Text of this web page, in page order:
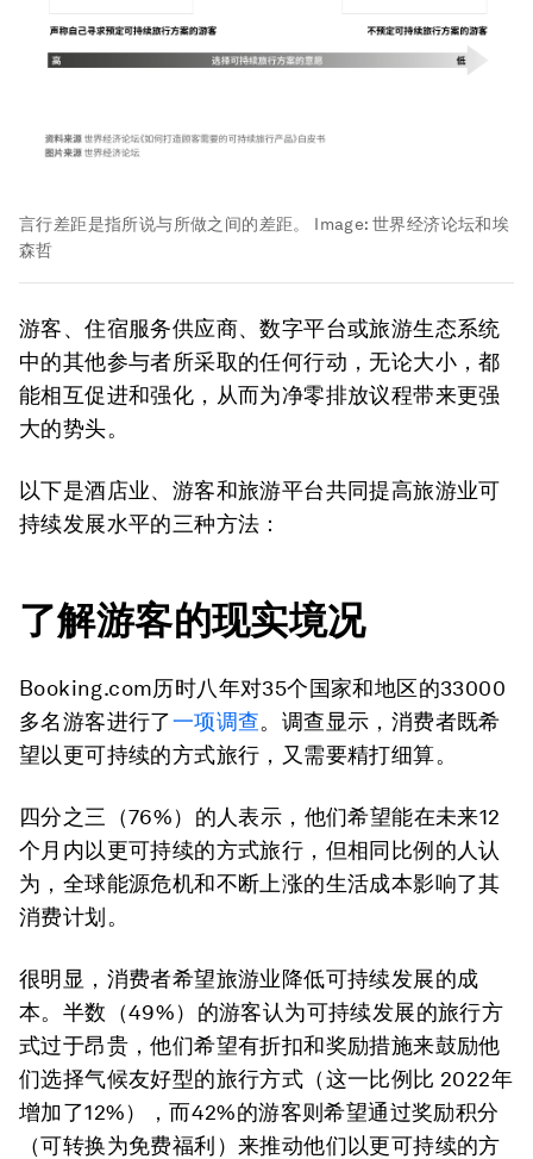
言行差距是指所说与所做之间的差距。 Image:世界经济论坛和埃
森哲
游客、住宿服务供应商、数字平台或旅游生态系统
中的其他参与者所采取的任何行动，无论大小，都
能相互促进和强化，从而为净零排放议程带来更强
大的势头。
以下是酒店业、游客和旅游平台共同提高旅游业可
持续发展水平的三种方法：
了解游客的现实境况
Booking.com历时八年对35个国家和地区的33000
多名游客进行了一项调查。调查显示，消费者既希
望以更可持续的方式旅行，又需要精打细算。
四分之三（76%）的人表示，他们希望能在未来12
个月内以更可持续的方式旅行，但相同比例的人认
为，全球能源危机和不断上涨的生活成本影响了其
消费计划。
很明显，消费者希望旅游业降低可持续发展的成
本。半数（49%）的游客认为可持续发展的旅行方
式过于昂贵，他们希望有折扣和奖励措施来鼓励他
们选择气候友好型的旅行方式（这一比例比 2022年
增加了12%），而42%的游客则希望通过奖励积分
（可转换为免费福利）来推动他们以更可持续的方